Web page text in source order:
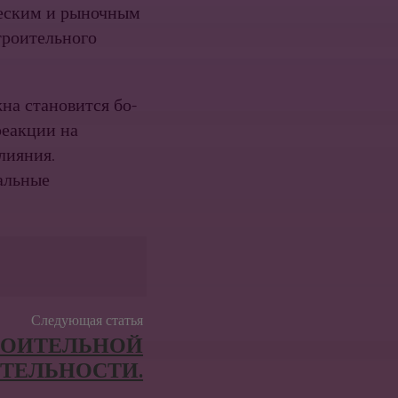
и рыночным
становится бо­
на
Следующая статья